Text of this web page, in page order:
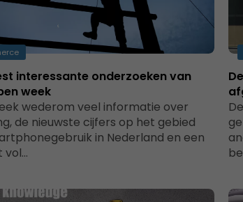
interessante onderzoeken van
week
wederom veel informatie over
de nieuwste cijfers op het gebied
in Nederland en een
vol…